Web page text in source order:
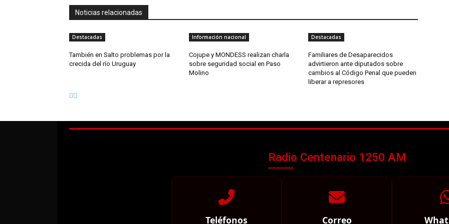
Noticias relacionadas
Destacadas
También en Salto problemas por la
crecida del río Uruguay
Información nacional
Cojupe y MONDESS realizan charla
sobre seguridad social en Paso
Molino
Destacadas
Familiares de Desaparecidos
advirtieron ante diputados sobre
cambios al Código Penal que pueden
liberar a represores
Radio Centenario 1250 AM
Teléfonos Correo